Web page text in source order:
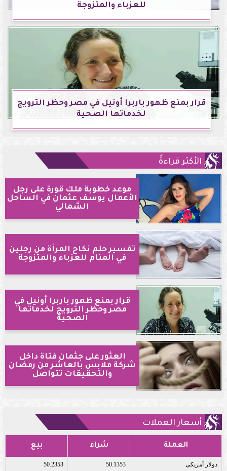
للعزباء والمتزوجة
قرار بمنع ظهور باربرا أونيل في مصر وحظر الترويج
لخدماتها الصحية
الأكثر قراءةً
موعد خطوبة ملك قورة على رجل
الأعمال يوسف عثمان في الساحل
الشمالي
تفسير حلم نكاح المرأة من رجلين
في المنام للعزباء والمتزوجة
قرار بمنع ظهور باربرا أونيل في
مصر وحظر الترويج لخدماتها
الصحية
العثور على جثمان فتاة داخل
شركة ملابس بالعاشر من رمضان
والتحقيقات تتواصل
أسعار العملات
العملة شراء بيع
دولار أمريكى 50.1353
50.2353